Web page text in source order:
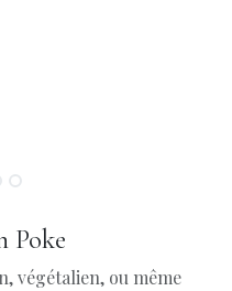
Poke
végétalien, ou même